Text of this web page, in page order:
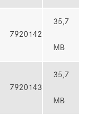
7920142
35,7
MB
7920143
35,7
MB